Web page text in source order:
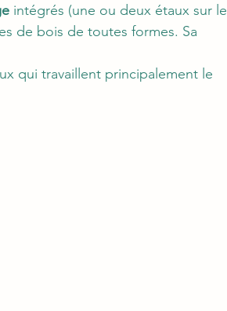
intégrés (une ou deux étaux sur le
de bois de toutes formes. Sa
qui travaillent principalement le